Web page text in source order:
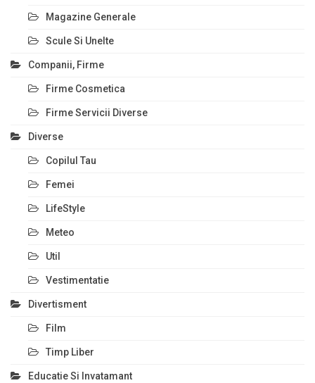
Magazine Generale
Scule Si Unelte
Companii, Firme
Firme Cosmetica
Firme Servicii Diverse
Diverse
Copilul Tau
Femei
LifeStyle
Meteo
Util
Vestimentatie
Divertisment
Film
Timp Liber
Educatie Si Invatamant